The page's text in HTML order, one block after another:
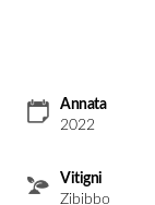
Annata
2022
Vitigni
Zibibbo